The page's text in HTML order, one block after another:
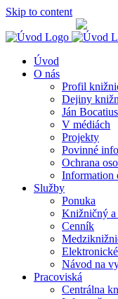
Skip to content
Úvod
O nás
Profil
Dejiny
Ján Bocatius
V médiách
Projekty
Povinné
Ochrana
Information
Služby
Ponuka
Knižničný
Cenník
Návod na
Pracoviská
Centrálna